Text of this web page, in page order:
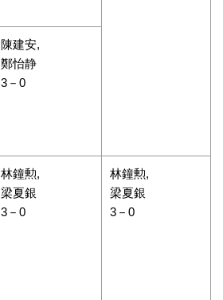
陳建安,
鄭怡静
3－0
林鐘勲,
梁夏銀
3－0
林鐘勲,
梁夏銀
3－0